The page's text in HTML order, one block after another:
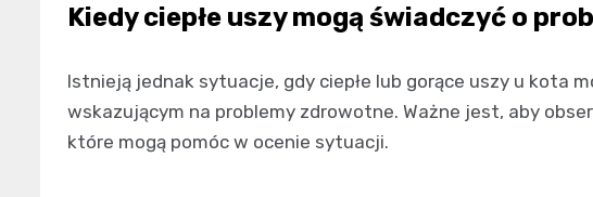
Kiedy ciepłe uszy mogą świadczyć o
Istnieją jednak sytuacje, gdy ciepłe lub gorące uszy u kota
wskazującym na problemy zdrowotne. Ważne jest, aby
które mogą pomóc w ocenie sytuacji.